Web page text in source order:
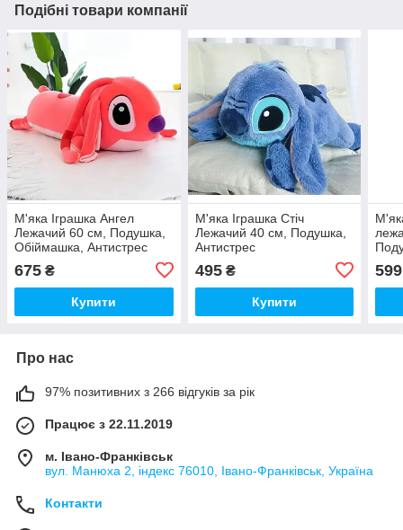
Подібні товари компанії
М'яка Іграшка Ангел
Лежачий 60 см, Подушка,
Обіймашка, Антистрес
675 ₴
Купити
М'яка Іграшка Стіч
Лежачий 40 см, Подушка,
Антистрес
495₴
Купити
599
Про нас
97% позитивних з 266 відгуків за рік
Працює з 22.11.2019
м. Івано-Франківськ
вул. Манюха 2, індекс 76010, Івано-Франківськ, Україна
Контакти